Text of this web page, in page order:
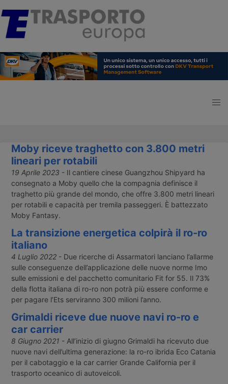
Moby riceve traghetto con 3.800 metri
lineari per rotabili
19 Aprile 2023 - Il cantiere cinese Guangzhou Shipyard ha
consegnato a Moby quello che la compagnia definisce il
traghetto più grande del mondo, che offre 3.800 metri lineari
per rotabili e capacità per tremila passeggeri. È battezzato
Moby Fantasy.
La transizione energetica colpirà il ro-ro
italiano
4 Luglio 2022- Due ricerche di Assarmatori lanciano l’allarme
sulle conseguenze dell’applicazione delle nuove norme Imo
sulle emissioni e del pacchetto comunitario Fit for 55. Il 73%
della flotta italiana di ro-ro non potrà più essere conforme e
per pagare l’Ets serviranno 300 milioni l’anno.
Grimaldi riceve due nuove navi ro-ro e
car carrier
8 Giugno 2021 - All’inizio di giugno Grimaldi ha ricevuto due
nuove navi dell’ultima generazione: la ro-ro ibrida Eco Catania
per il cabotaggio e la car carrier Grande California per il
trasporto oceanico di autoveicoli.